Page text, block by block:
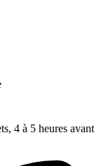
4 à 5 heures avant